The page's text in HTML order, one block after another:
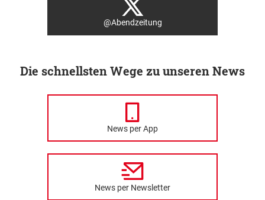
@Abendzeitung
Die schnellsten Wege zu unseren News
News per App
News per Newsletter